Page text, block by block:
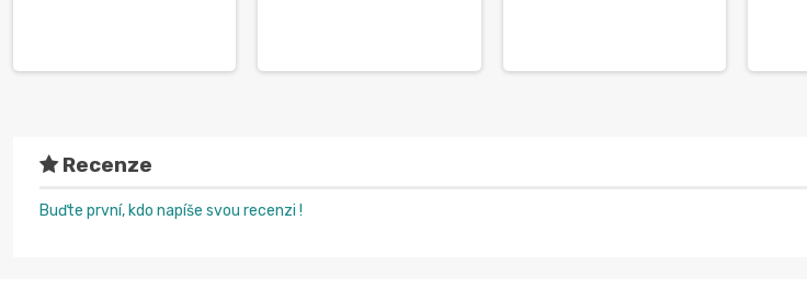
Recenze
Buďte první, kdo napíše svou recenzi !